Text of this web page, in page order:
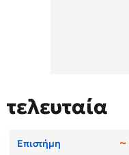
τελευταία
Επιστήμη